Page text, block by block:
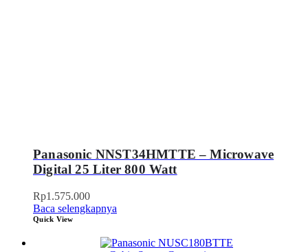
Panasonic NNST34HMTTE – Microwave
Digital 25 Liter 800 Watt
Rp1.575.000
Baca selengkapnya
Quick View